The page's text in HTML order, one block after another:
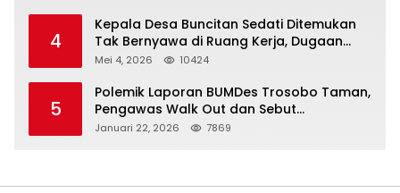
4
Kepala Desa Buncitan Sedati Ditemukan
Tak Bernyawa di Ruang Kerja, Dugaan
Bunuh Diri Menguat
Mei 4, 2026 10424
5
Polemik Laporan BUMDes Trosobo Taman,
Pengawas Walk Out dan Sebut
Kejanggalan
Januari 22, 2026 7869